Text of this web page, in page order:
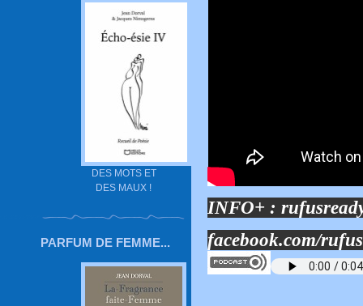
DES MOTS ET
DES MAUX !
PARFUM DE FEMME...
INFO+ :
facebook.com/